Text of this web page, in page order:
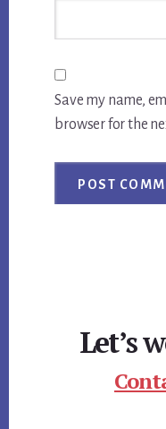
Save my name,
browser for the
Let’s